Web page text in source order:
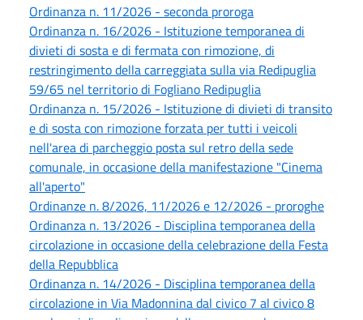
Ordinanza n. 11/2026 - seconda proroga
Ordinanza n. 16/2026 - Istituzione temporanea di
divieti di sosta e di fermata con rimozione, di
restringimento della carreggiata sulla via Redipuglia
59/65 nel territorio di Fogliano Redipuglia
Ordinanza n. 15/2026 - Istituzione di divieti di transito
e di sosta con rimozione forzata per tutti i veicoli
nell'area di parcheggio posta sul retro della sede
comunale, in occasione della manifestazione "Cinema
all'aperto"
Ordinanze n. 8/2026, 11/2026 e 12/2026 - proroghe
Ordinanza n. 13/2026 - Disciplina temporanea della
circolazione in occasione della celebrazione della Festa
della Repubblica
Ordinanza n. 14/2026 - Disciplina temporanea della
circolazione in Via Madonnina dal civico 7 al civico 8